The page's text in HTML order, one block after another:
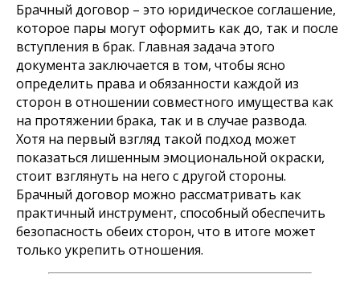
Брачный договор – это юридическое соглашение,
которое пары могут оформить как до, так и после
вступления в брак. Главная задача этого
документа заключается в том, чтобы ясно
определить права и обязанности каждой из
сторон в отношении совместного имущества как
на протяжении брака, так и в случае развода.
Хотя на первый взгляд такой подход может
показаться лишенным эмоциональной окраски,
стоит взглянуть на него с другой стороны.
Брачный договор можно рассматривать как
практичный инструмент, способный обеспечить
безопасность обеих сторон, что в итоге может
только укрепить отношения.